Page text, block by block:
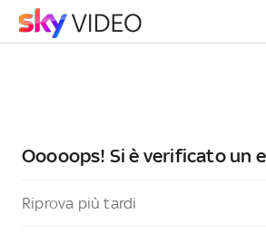
Ooooops! Si è verificato un
Riprova più tardi